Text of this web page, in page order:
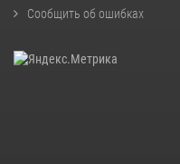
Сообщить об ошибках